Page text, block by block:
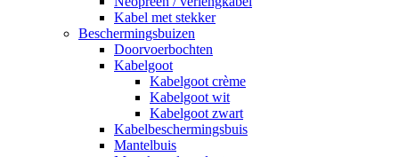
Kabel met stekker
Beschermingsbuizen
Doorvoerbochten
Kabelgoot
Kabelgoot crème
Kabelgoot wit
Kabelgoot zwart
Kabelbeschermingsbuis
Mantelbuis